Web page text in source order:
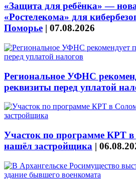
«Защита для ребёнка» —
«Ростелекома» для
Поморье | 07.08.2026
Региональное УФНС
реквизиты перед уплатой
Участок по программе КРТ
нашёл застройщика |